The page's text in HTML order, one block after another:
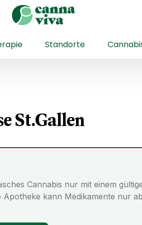
Standorte
St.Gallen
Cannabis nur mit einem
kann Medikamente nur